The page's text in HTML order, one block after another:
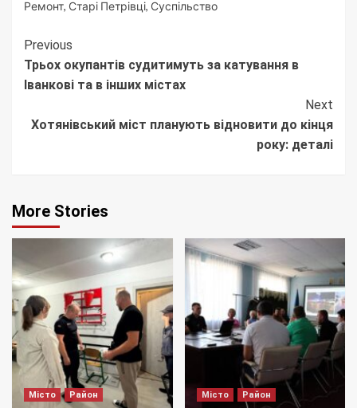
Ремонт, Старі Петрівці, Суспільство
Continue
Reading
Previous
Трьох окупантів судитимуть за катування в
Іванкові та в інших містах
Next
Хотянівський міст планують відновити до кінця
року: деталі
More Stories
Місто Район Місто Район